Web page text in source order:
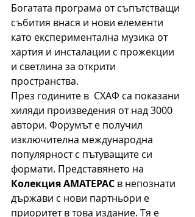
Богатата програма от съпътстващи
събития внася и нови елементи
като експериментална музика от
хартия и инсталации с прожекции
и светлина за открити
пространства.
През годините в  СХАФ са показани
хиляди произведения от над 3000
автори. Форумът е получил
изключителна международна
популярност с пътуващите си
формати. Представянето на
Колекция АМАТЕРАС в непознати
държави с нови партньори е
приоритет в това издание. Тя е